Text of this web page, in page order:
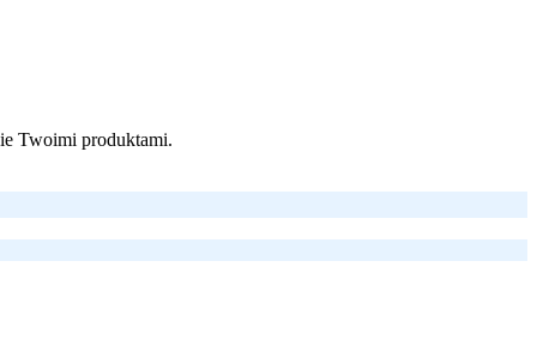
Twoimi produktami.